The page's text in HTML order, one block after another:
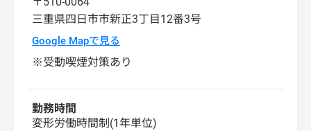
三重県四日市市新正3丁目12番3号
Google Mapで見る
※受動喫煙対策あり
勤務時間
変形労働時間制(1年単位)